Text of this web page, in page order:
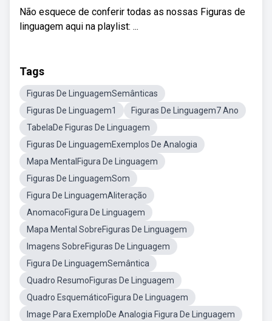
Não esquece de conferir todas as nossas Figuras de
linguagem aqui na playlist: ...
Tags
Figuras De LinguagemSemânticas
Figuras De Linguagem1
Figuras De Linguagem7 Ano
TabelaDe Figuras De Linguagem
Figuras De LinguagemExemplos De Analogia
Mapa MentalFigura De Linguagem
Figuras De LinguagemSom
Figura De LinguagemAliteração
AnomacoFigura De Linguagem
Mapa Mental SobreFiguras De Linguagem
Imagens SobreFiguras De Linguagem
Figura De LinguagemSemântica
Quadro ResumoFiguras De Linguagem
Quadro EsquemáticoFigura De Linguagem
Image Para ExemploDe Analogia Figura De Linguagem